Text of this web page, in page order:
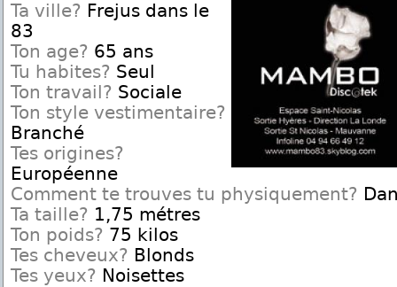
Ta ville? Frejus dans le
83
Ton age? 65 ans
Tu habites? Seul
Ton travail? Sociale
Ton style vestimentaire?
Branché
Tes origines?
Européenne
Comment te trouves tu physiquement?
Ta taille? 1,75 métres
Ton poids? 75 kilos
Tes cheveux? Blonds
Tes yeux? Noisettes